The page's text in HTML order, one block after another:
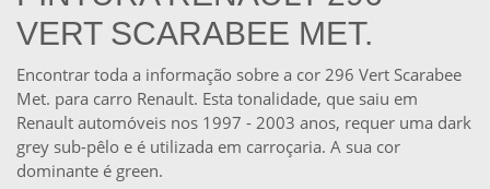
VERT SCARABEE MET.
Encontrar toda a informação sobre a cor 296 Vert Scarabee
Met. para carro Renault. Esta tonalidade, que saiu em
Renault automóveis nos 1997 - 2003 anos, requer uma dark
grey sub-pêlo e é utilizada em carroçaria. A sua cor
dominante é green.